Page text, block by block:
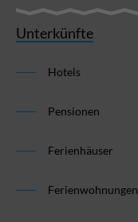
Unterkünfte
Hotels
Pensionen
Ferienhäuser
Ferienwohnungen